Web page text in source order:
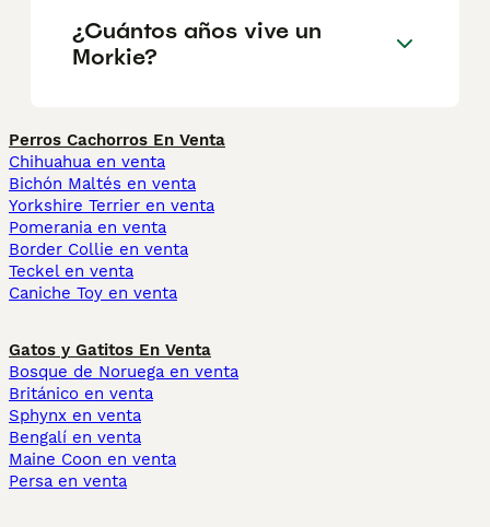
¿Cuántos años vive un
Morkie?
Perros Cachorros En Venta
Chihuahua en venta
Bichón Maltés en venta
Yorkshire Terrier en venta
Pomerania en venta
Border Collie en venta
Teckel en venta
Caniche Toy en venta
Gatos y Gatitos En Venta
Bosque de Noruega en venta
Británico en venta
Sphynx en venta
Bengalí en venta
Maine Coon en venta
Persa en venta